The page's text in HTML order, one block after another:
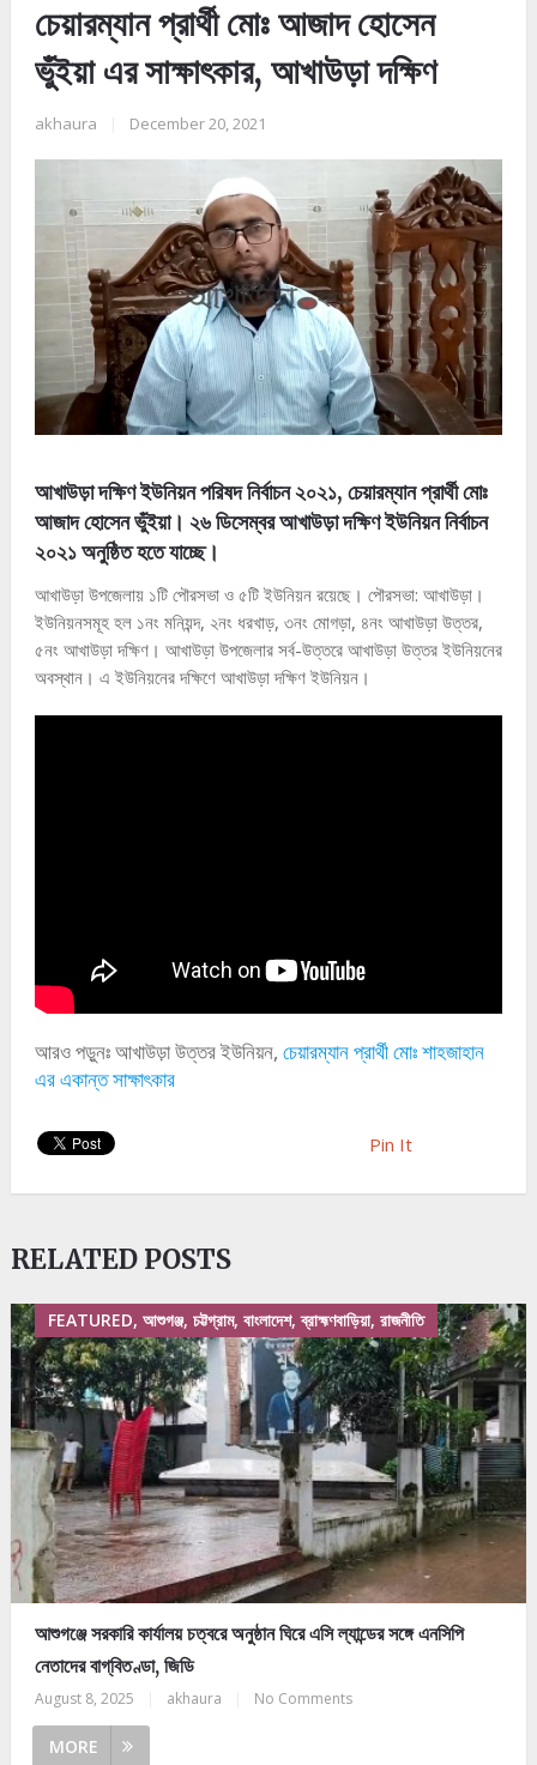
চেয়ারম্যান প্রার্থী মোঃ আজাদ হোসেন
ভুঁইয়া এর সাক্ষাৎকার, আখাউড়া দক্ষিণ
akhaura December 20, 2021
আখাউড়া দক্ষিণ ইউনিয়ন পরিষদ নির্বাচন ২০২১, চেয়ারম্যান প্রার্থী মোঃ
আজাদ হোসেন ভুঁইয়া। ২৬ ডিসেম্বর আখাউড়া দক্ষিণ ইউনিয়ন নির্বাচন
২০২১ অনুষ্ঠিত হতে যাচ্ছে।
আখাউড়া উপজেলায় ১টি পৌরসভা ও ৫টি ইউনিয়ন রয়েছে। পৌরসভা: আখাউড়া।
ইউনিয়নসমূহ হল ১নং মনিয়ন্দ, ২নং ধরখাড়, ৩নং মোগড়া, ৪নং আখাউড়া উত্তর,
৫নং আখাউড়া দক্ষিণ। আখাউড়া উপজেলার সর্ব-উত্তরে আখাউড়া উত্তর ইউনিয়নের
অবস্থান। এ ইউনিয়নের দক্ষিণে আখাউড়া দক্ষিণ ইউনিয়ন।
আরও পড়ুনঃ আখাউড়া উত্তর ইউনিয়ন, চেয়ারম্যান প্রার্থী মোঃ শাহজাহান
এর একান্ত সাক্ষাৎকার
Pin It
RELATED POSTS
FEATURED, আশুগঞ্জ, চট্টগ্রাম, বাংলাদেশ, ব্রাহ্মণবাড়িয়া, রাজনীতি
আশুগঞ্জে সরকারি কার্যালয় চত্বরে অনুষ্ঠান ঘিরে এসি ল্যান্ডের সঙ্গে এনসিপি
নেতাদের বাগ্‌বিতণ্ডা, জিডি
August 8, 2025 akhaura No Comments
MORE